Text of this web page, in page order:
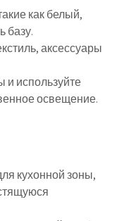
как белый,
базу.
аксессуары
и используйте
освещение.
кухонной зоны,